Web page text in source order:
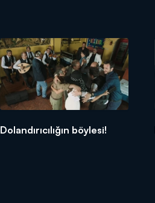
Dolandırıcılığın böylesi!